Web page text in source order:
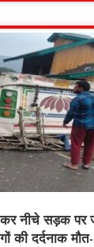
नीचे सड़क पर
की दर्दनाक